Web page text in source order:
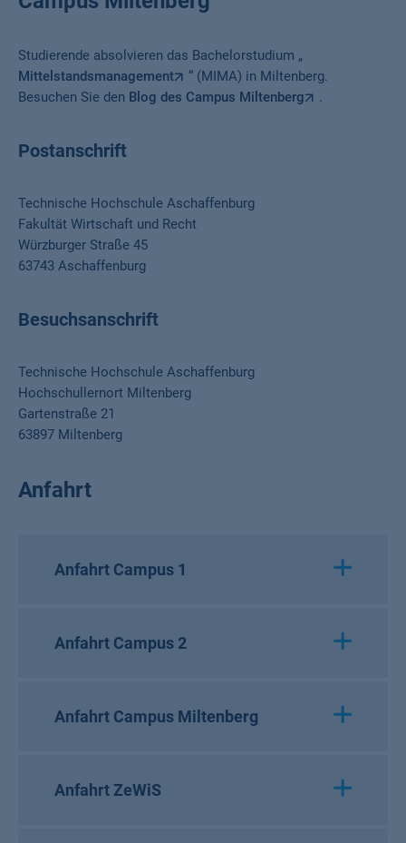
Studierende absolvieren das Bachelorstudium „
Mittelstandsmanagement
“ (MIMA) in Miltenberg.
Besuchen Sie den Blog des Campus Miltenberg .
Postanschrift
Technische Hochschule Aschaffenburg
Fakultät Wirtschaft und Recht
Würzburger Straße 45
63743 Aschaffenburg
Besuchsanschrift
Technische Hochschule Aschaffenburg
Hochschullernort Miltenberg
Gartenstraße 21
63897 Miltenberg
Anfahrt
Anfahrt Campus 1
Anfahrt Campus 2
Anfahrt Campus Miltenberg
Anfahrt ZeWiS